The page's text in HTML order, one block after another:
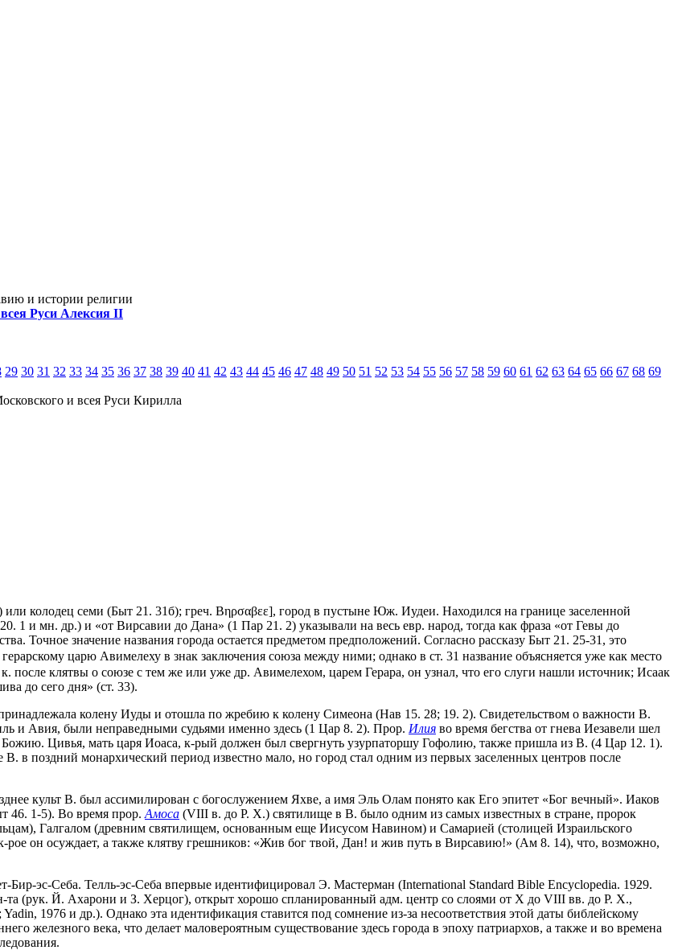
и истории религии
Руси Алексия II
29 30 31 32 33 34 35 36 37 38 39 40 41 42 43 44 45 46 47 48 49 50 51 52 53 54 55 56 57 58 59 60 61 62 63 64 65 66 67 68 69
и всея Руси Кирилла
или колодец семи (Быт 21. 31б); греч. Βηρσαβεε], город в пустыне Юж. Иудеи. Находился на границе заселенной
1 и мн. др.) и «от Вирсавии до Дана» (1 Пар 21. 2) указывали на весь евр. народ, тогда как фраза «от Гевы до
Точное значение названия города остается предметом предположений. Согласно рассказу Быт 21. 25-31, это
царю Авимелеху в знак заключения союза между ними; однако в ст. 31 название объясняется уже как место
после клятвы о союзе с тем же или уже др. Авимелехом, царем Герара, он узнал, что его слуги нашли источник; Исаак
до сего дня» (ст. 33).
колену Иуды и отошла по жребию к колену Симеона (Нав 15. 28; 19. 2). Свидетельством о важности В.
и Авия, были неправедными судьями именно здесь (1 Цар 8. 2). Прор. Илия во время бегства от гнева Иезавели шел
Цивья, мать царя Иоаса, к-рый должен был свергнуть узурпаторшу Гофолию, также пришла из В. (4 Цар 12. 1).
в поздний монархический период известно мало, но город стал одним из первых заселенных центров после
культ В. был ассимилирован с богослужением Яхве, а имя Эль Олам понято как Его эпитет «Бог вечный». Иаков
46. 1-5). Во время прор. Амоса (VIII в. до Р. Х.) святилище в В. было одним из самых известных в стране, пророк
Галгалом (древним святилищем, основанным еще Иисусом Навином) и Самарией (столицей Израильского
он осуждает, а также клятву грешников: «Жив бог твой, Дан! и жив путь в Вирсавию!» (Ам 8. 14), что, возможно,
Бир-эс-Себа. Телль-эс-Себа впервые идентифицировал Э. Мастерман (International Standard Bible Encyclopedia. 1929.
та (рук. Й. Ахарони и З. Херцог), открыт хорошо спланированный адм. центр со слоями от Х до VIII вв. до Р. Х.,
1976 и др.). Однако эта идентификация ставится под сомнение из-за несоответствия этой даты библейскому
железного века, что делает маловероятным существование здесь города в эпоху патриархов, а также и во времена